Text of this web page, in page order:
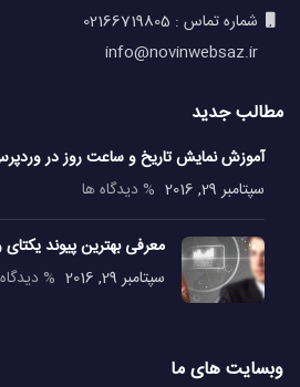
شماره تماس : 02166719805
مطالب جدید
آموزش نمایش تاریخ و ساعت روز در
سپتامبر 29, 2016
% دیدگاه ها
معرفی بهترین پیوند
سپتامبر 29, 2016
%
وبسایت های ما